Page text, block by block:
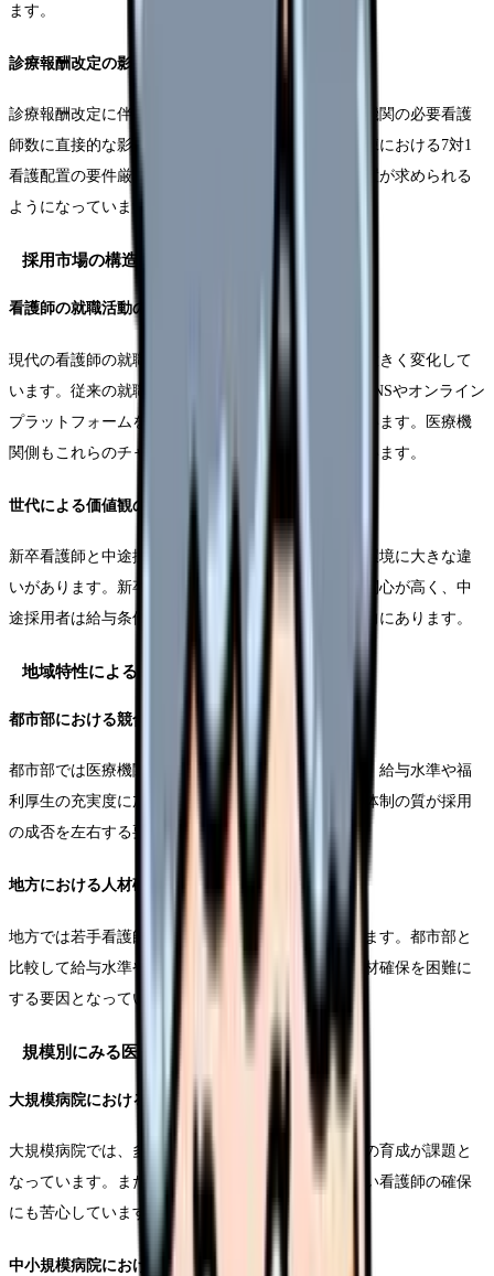
ます。
診療報酬改定の影響
診療報酬改定に伴う看護配置基準の変更は、各医療機関の必要看護
師数に直接的な影響を与えています。特に急性期病棟における7対1
看護配置の要件厳格化により、より効率的な人員配置が求められる
ようになっています。
採用市場の構造的変化
看護師の就職活動の特徴
現代の看護師の就職活動において、情報収集方法は大きく変化して
います。従来の就職情報誌や合同説明会に加えて、SNSやオンライン
プラットフォームを通じた情報収集が主流となっています。医療機
関側もこれらのチャネルへの対応が不可欠となっています。
世代による価値観の違い
新卒看護師と中途採用者では、求める働き方や職場環境に大きな違
いがあります。新卒者は教育体制やキャリア形成に関心が高く、中
途採用者は給与条件や働き方の柔軟性を重視する傾向にあります。
地域特性による採用課題
都市部における競合激化
都市部では医療機関間の採用競争が激化しています。給与水準や福
利厚生の充実度に加えて、病院のブランド力や教育体制の質が採用
の成否を左右する要因となっています。
地方における人材確保の困難性
地方では若手看護師の流出が深刻な課題となっています。都市部と
比較して給与水準や研修機会に差があることが、人材確保を困難に
する要因となっています。
規模別にみる医療機関の課題
大規模病院における課題
大規模病院では、多様な診療科に対応できる看護師の育成が課題と
なっています。また、夜勤体制の維持や専門性の高い看護師の確保
にも苦心しています。
中小規模病院における課題